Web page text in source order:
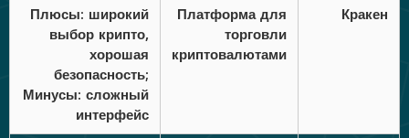
Кракен
Платформа для
торговли
криптовалютами
Плюсы: широкий
выбор крипто,
хорошая
безопасность;
Минусы: сложный
интерфейс